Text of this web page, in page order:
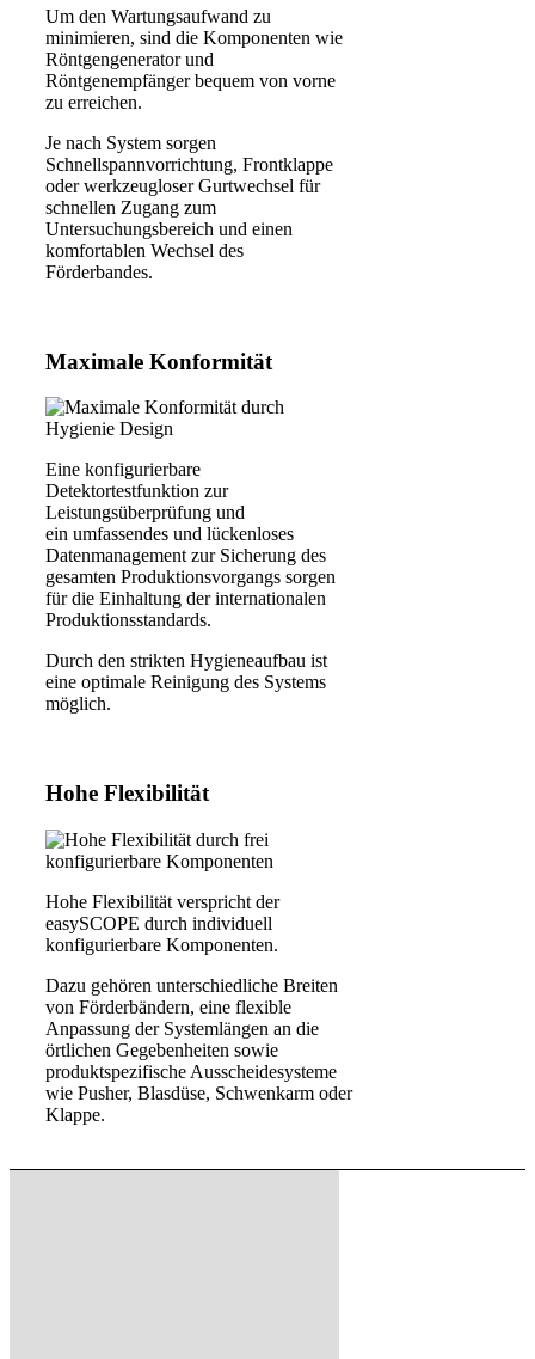
Um den Wartungsaufwand zu
minimieren, sind die Komponenten wie
Röntgengenerator und
Röntgenempfänger bequem von vorne
zu erreichen.
Je nach System sorgen
Schnellspannvorrichtung, Frontklappe
oder werkzeugloser Gurtwechsel für
schnellen Zugang zum
Untersuchungsbereich und einen
komfortablen Wechsel des
Förderbandes.
Maximale Konformität
Eine konfigurierbare
Detektortestfunktion zur
Leistungsüberprüfung und
ein umfassendes und lückenloses
Datenmanagement zur Sicherung des
gesamten Produktionsvorgangs sorgen
für die Einhaltung der internationalen
Produktionsstandards.
Durch den strikten Hygieneaufbau ist
eine optimale Reinigung des Systems
möglich.
Hohe Flexibilität
Hohe Flexibilität verspricht der
easySCOPE durch individuell
konfigurierbare Komponenten.
Dazu gehören unterschiedliche Breiten
von Förderbändern, eine flexible
Anpassung der Systemlängen an die
örtlichen Gegebenheiten sowie
produktspezifische Ausscheidesysteme
wie Pusher, Blasdüse, Schwenkarm oder
Klappe.